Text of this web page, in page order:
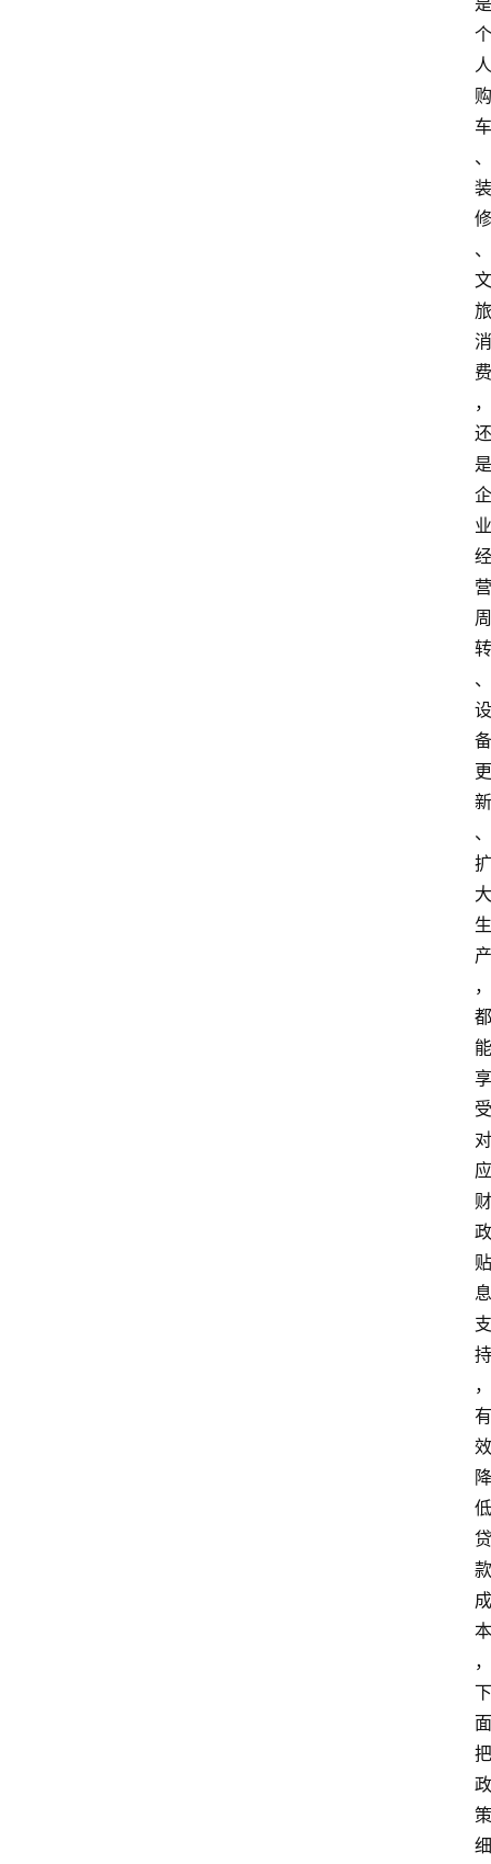
个
人
购
车
、
装
修
、
文
旅
消
费
，
还
是
企
业
经
营
周
转
、
设
备
更
新
、
扩
大
生
产
，
都
能
享
受
对
应
财
政
贴
息
支
持
，
有
效
降
低
贷
款
成
本
，
下
面
把
政
策
细